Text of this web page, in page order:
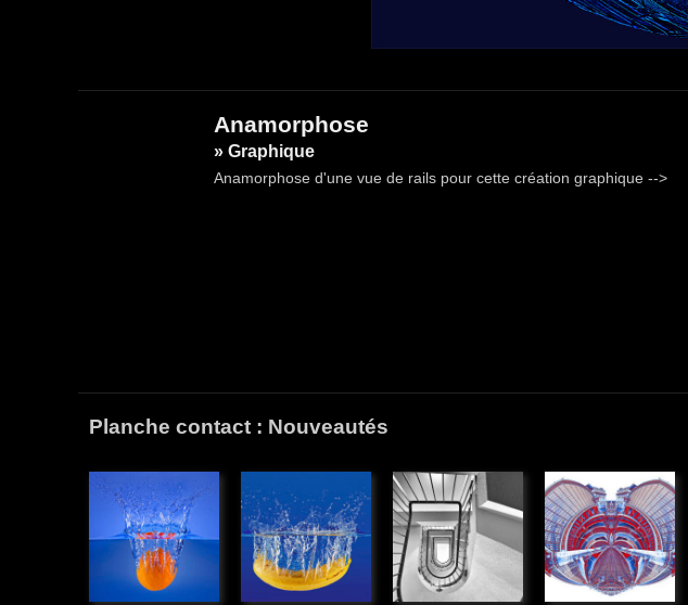
Anamorphose
» Graphique
Anamorphose d'une vue de rails pour cette création graphique -->
Planche contact : Nouveautés
Plouf
orange
» Illustations
Plouf
banane
» Illustations
Escalier
» Graphique
Anamorphose
» Graphique